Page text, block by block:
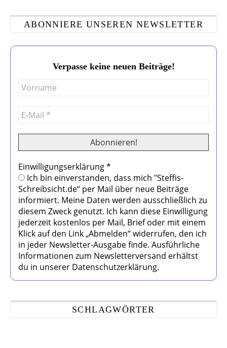
ABONNIERE UNSEREN NEWSLETTER
Verpasse keine neuen Beiträge!
Einwilligungserklärung*
Ich bin einverstanden, dass mich "Steffis-
Schreibsicht.de“ per Mail über neue Beiträge
informiert. Meine Daten werden ausschließlich zu
diesem Zweck genutzt. Ich kann diese Einwilligung
jederzeit kostenlos per Mail, Brief oder mit einem
Klick auf den Link „Abmelden“ widerrufen, den ich
in jeder Newsletter-Ausgabe finde. Ausführliche
Informationen zum Newsletterversand erhältst
du in unserer Datenschutzerklärung.
SCHLAGWÖRTER